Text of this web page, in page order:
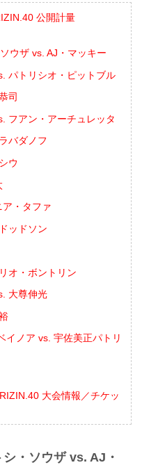
公開計量
ウザ vs. AJ・マッキー
パトリシオ・ピットブル
司
フアン・アーチュレッタ
バダノフ
ウ
・タファ
ッドソン
オ・ボントリン
大尊伸光
イノア vs. 宇佐美正パトリ
大会情報／チケッ
・ソウザ vs. AJ・